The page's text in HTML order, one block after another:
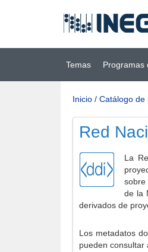
principal
(INEGI)
Temas Programas
Inicio / Catálogo de
Red
La
sobre
de la
derivados de
Los metadatos
pueden consultar